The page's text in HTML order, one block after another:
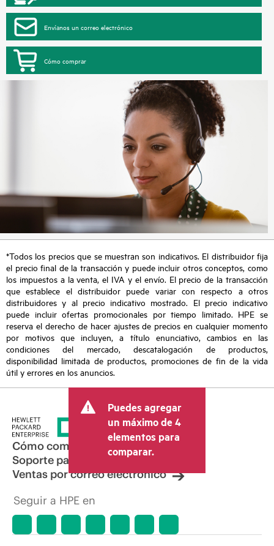
Envíanos un correo electrónico
Cómo comprar
*Todos los precios que se muestran son indicativos. El distribuidor fija
el precio final de la transacción y puede incluir otros conceptos, como
los impuestos a la venta, el IVA y el envío. El precio de la transacción
que establece el distribuidor puede variar con respecto a otros
distribuidores y al precio indicativo mostrado. El precio indicativo
puede incluir ofertas promocionales por tiempo limitado. HPE se
reserva el derecho de hacer ajustes de precios en cualquier momento
por motivos que incluyen, a título enunciativo, cambios en las
condiciones del mercado, descatalogación de productos,
disponibilidad limitada de productos, promociones de fin de la vida
útil y errores en los anuncios.
Puedes agregar
un máximo de 4
elementos para
comparar.
Cómo comprar
Soporte para productos
Ventas por correo electrónico
Seguir a HPE en